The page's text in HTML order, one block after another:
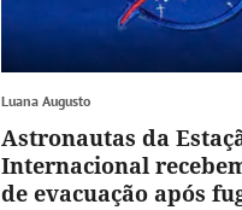
Luana Augusto
Astronautas da
Internacional
de evacuação após